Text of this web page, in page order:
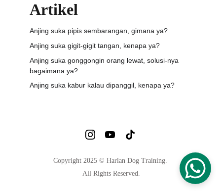
Copyright 2025 © Harlan Dog Training.
All Rights Reserved.
Artikel
Anjing suka pipis sembarangan, gimana ya?
Anjing suka gigit-gigit tangan, kenapa ya?
Anjing suka kabur kalau dipanggil, kenapa ya?
Anjing suka gonggongin orang lewat, solusi-nya
bagaimana ya?